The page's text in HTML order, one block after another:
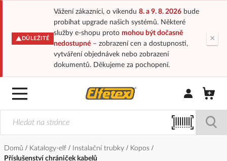
DŮLEŽITÉ
Vážení zákazníci, o víkendu 8. a 9. 8. 2026bude
probíhat upgrade našich systémů. Některé
služby e-shopu proto mohou být dočasně
nedostupné– zobrazení cen a dostupnosti,
vytváření objednávek nebo zobrazení
dokumentů. Děkujeme za pochopení.
×
Přihlásit/
Domů Katalogy-elf Instalační trubky
Kopos
Příslušenství chrániček kabelů